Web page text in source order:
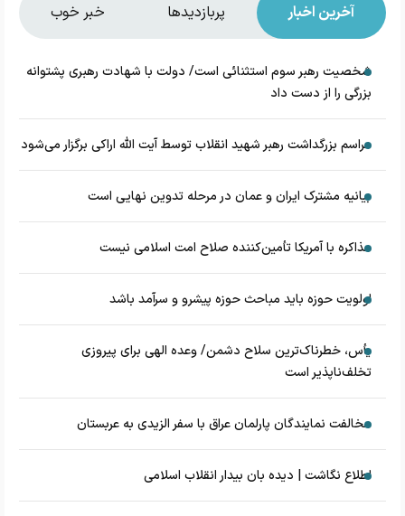
آخرین اخبار پربازدیدها خبر خوب
شخصیت رهبر سوم استثنائی است/ دولت با شهادت رهبری پشتوانه
بزرگی را از دست داد
مراسم بزرگداشت رهبر شهید انقلاب توسط آیت الله اراکی برگزار می‌شود
بیانیه مشترک ایران و عمان در مرحله تدوین نهایی است
مذاکره با آمریکا تأمین‌کننده صلاح امت اسلامی نیست
اولویت حوزه باید مباحث حوزه پیشرو و سرآمد باشد
یأس، خطرناک‌ترین سلاح دشمن/ وعده الهی برای پیروزی
تخلف‌ناپذیر است
مخالفت نمایندگان پارلمان عراق با سفر الزیدی به عربستان
اطلاع نگاشت | دیده بان بیدار انقلاب اسلامی